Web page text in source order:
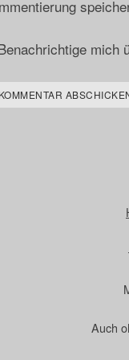
mich
Auch